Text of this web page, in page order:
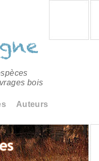
bois
Auteurs